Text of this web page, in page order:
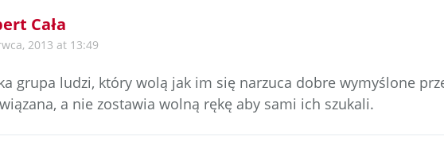
Cała
2013 at 13:49
grupa ludzi, który wolą jak im się narzuca dobre wymyślone
a nie zostawia wolną rękę aby sami ich szukali.